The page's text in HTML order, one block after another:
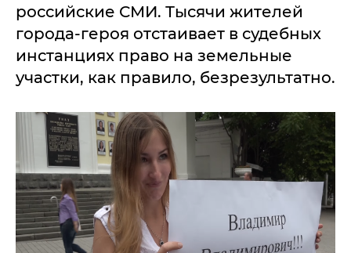
российские СМИ. Тысячи жителей
города-героя отстаивает в судебных
инстанциях право на земельные
участки, как правило, безрезультатно.